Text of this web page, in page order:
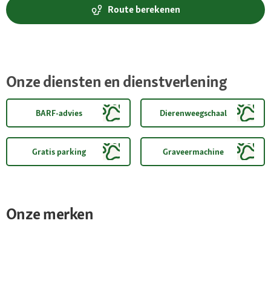
Route berekenen
Onze diensten en dienstverlening
BARF-advies Dierenweegschaal
Gratis parking Graveermachine
Onze merken